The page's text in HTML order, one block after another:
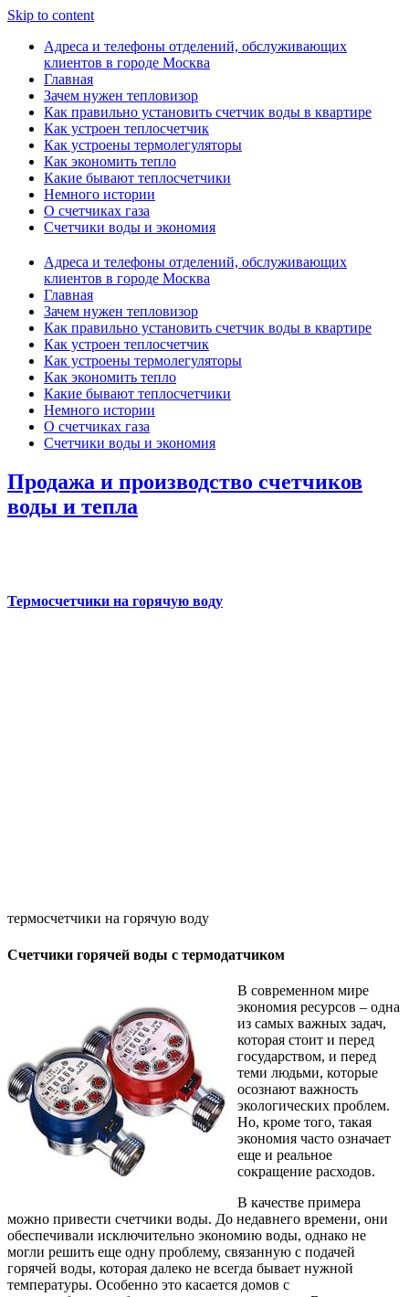
Skip to content
Адреса и телефоны отделений, обслуживающих
клиентов в городе Москва
Главная
Зачем нужен тепловизор
Как правильно установить счетчик воды в квартире
Как устроен теплосчетчик
Как устроены термолегуляторы
Как экономить тепло
Какие бывают теплосчетчики
Немного истории
О счетчиках газа
Счетчики воды и экономия
Адреса и телефоны отделений, обслуживающих
клиентов в городе Москва
Главная
Зачем нужен тепловизор
Как правильно установить счетчик воды в квартире
Как устроен теплосчетчик
Как устроены термолегуляторы
Как экономить тепло
Какие бывают теплосчетчики
Немного истории
О счетчиках газа
Счетчики воды и экономия
Продажа и производство счетчиков
воды и тепла
Термосчетчики на горячую воду
термосчетчики на горячую воду
Счетчики горячей воды с термодатчиком
В современном мире
экономия ресурсов – одна
из самых важных задач,
которая стоит и перед
государством, и перед
теми людьми, которые
осознают важность
экологических проблем.
Но, кроме того, такая
экономия часто означает
еще и реальное
сокращение расходов.
В качестве примера
можно привести счетчики воды. До недавнего времени, они
обеспечивали исключительно экономию воды, однако не
могли решить еще одну проблему, связанную с подачей
горячей воды, которая далеко не всегда бывает нужной
температуры. Особенно это касается домов с